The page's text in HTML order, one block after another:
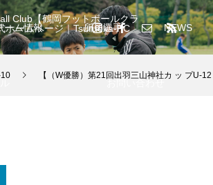
ーム情報 所属選手 NEWS
お問い合わせ
【（W優勝）第21回出羽三山神社カ ッ プU-